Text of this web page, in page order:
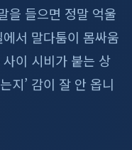
을 들으면 정말 억울
서 말다툼이 몸싸움
이 시비가 붙는 상
지’ 감이 잘 안 옵니